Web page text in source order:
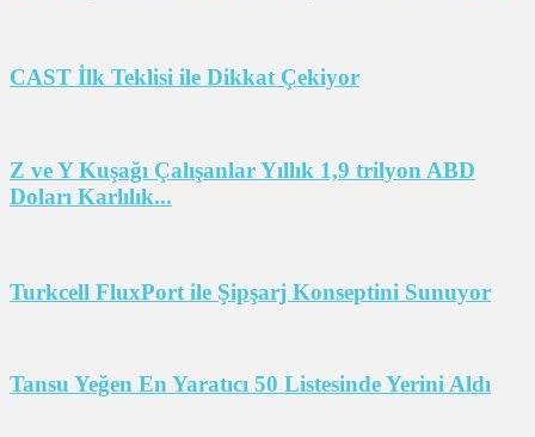
CAST İlk Teklisi ile Dikkat Çekiyor
Z ve Y Kuşağı Çalışanlar Yıllık 1,9 trilyon ABD
Doları Karlılık...
Turkcell FluxPort ile Şipşarj Konseptini Sunuyor
Tansu Yeğen En Yaratıcı 50 Listesinde Yerini Aldı